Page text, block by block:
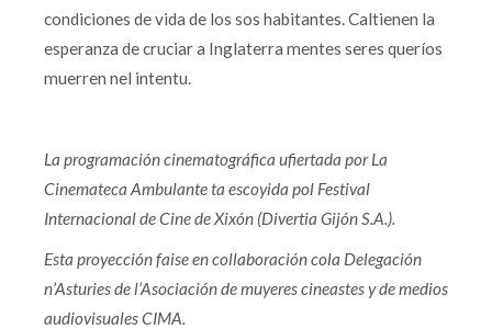
condiciones de vida de los sos habitantes. Caltienen la
esperanza de cruciar a Inglaterra mentes seres queríos
muerren nel intentu.
La programación cinematográfica ufiertada por La
Cinemateca Ambulante ta escoyida pol Festival
Internacional de Cine de Xixón (Divertia Gijón S.A.).
Esta proyección faise en collaboración cola Delegación
n’Asturies de l’Asociación de muyeres cineastes y de medios
audiovisuales CIMA.